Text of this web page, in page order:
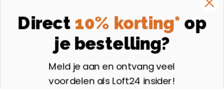
Instagram
Volg ons op Instagram
Aangesloten bij
Direct 10% korting* op
je bestelling?
Meld je aan en ontvang veel
voordelen als Loft24 insider!